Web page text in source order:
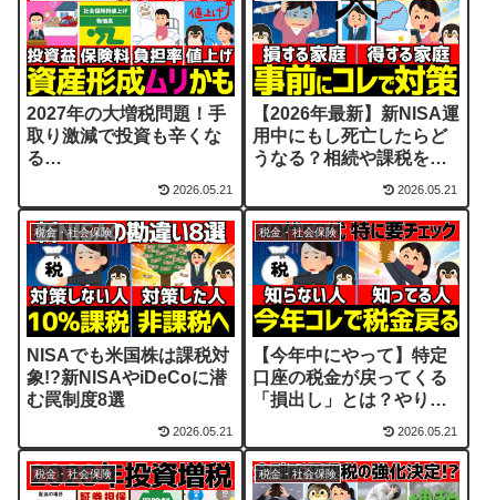
2027年の大増税問題！手
取り激減で投資も辛くな
る…
2026.05.21
【2026年最新】新NISA運
用中にもし死亡したらど
うなる？相続や課税を解
2026.05.21
税金・社会保険
NISAでも米国株は課税対
象!?新NISAやiDeCoに潜
む罠制度8選
2026.05.21
税金・社会保険
【今年中にやって】特定
口座の税金が戻ってくる
「損出し」とは？やり方
2026.05.21
税金・社会保険 税金・社会保険